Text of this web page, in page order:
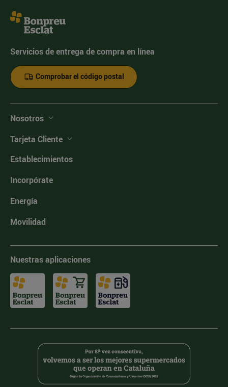
Servicios de entrega de compra en línea
Comprobar el código postal
Nosotros
Tarjeta Cliente
Establecimientos
Incorpórate
Energía
Movilidad
Nuestras aplicaciones